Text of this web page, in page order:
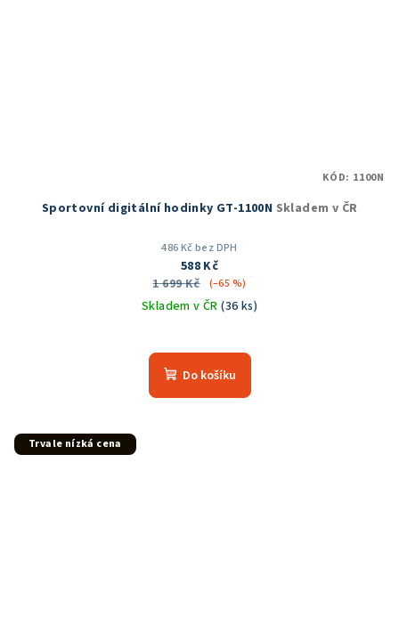
Sportovní digitální hodinky GT-1100N Skladem v ČR
486 Kč bez DPH
588 Kč
1 699 Kč
(–65 %)
Skladem v ČR(36 ks)
hodnocení
produktu
Do košíku
KÓD: 1100N
Trvale nízká cena